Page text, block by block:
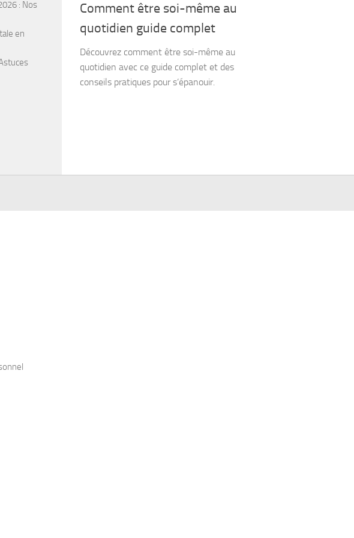
Comment être soi-même au
quotidien guide complet
Découvrez comment être soi-même au
quotidien avec ce guide complet et des
conseils pratiques pour s’épanouir.
: Nos
en